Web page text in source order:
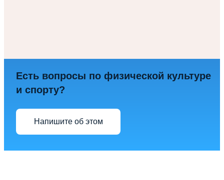
Есть вопросы по физической культуре
и спорту?
Напишите об этом